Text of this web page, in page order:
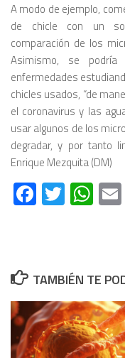
A modo de ejemplo,
de chicle con un
comparación de los
Asimismo, se podría
enfermedades
chicles usados, “de
el coronavirus y las
usar algunos de los
degradar, y por tanto
Enrique Mezquita (DM)
TAMBIÉN TE